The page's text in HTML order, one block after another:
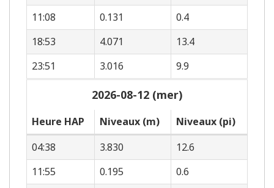
11:08
0.131
0.4
18:53
4.071
13.4
23:51
3.016 9.9
2026-08-12 (mer)
Heure HAP Niveaux (m)
Niveaux (pi)
04:38
3.830
12.6
11:55
0.195
0.6